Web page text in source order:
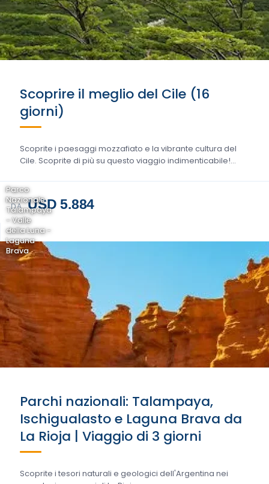
Scoprire il meglio del Cile (16
giorni)
Scoprite i paesaggi mozzafiato e la vibrante cultura del
Cile. Scoprite di più su questo viaggio indimenticabile!...
DA USD 5.884
Parco
Nazionale
Talampaya
- Valle
della Luna -
Laguna
Brava
Parchi nazionali: Talampaya,
Ischigualasto e Laguna Brava da
La Rioja | Viaggio di 3 giorni
Scoprite i tesori naturali e geologici dell'Argentina nei